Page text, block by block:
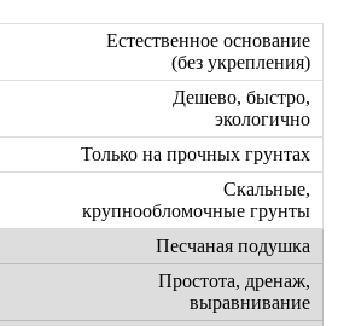
Естественное основание
(без укрепления)
Дешево, быстро,
экологично
Только на прочных грунтах
Скальные,
крупнообломочные грунты
Песчаная подушка
Простота, дренаж,
выравнивание